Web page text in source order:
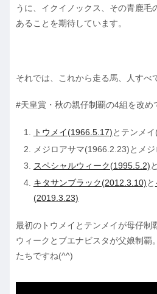
うに、イクイノックス、その青鹿毛
あることを期待しています。
それでは、これから走る馬、人すべ
#天皇賞・秋の親仔制覇の4組を改め
トウメイ(1966.5.17)とテンメ
メジロアサマ(1966.2.23)とメ
スペシャルウィーク(1995.5.2)と
キタサンブラック(2012.3.10)と
(2019.3.23)
最初のトウメイとテンメイが母仔制
ウィークとブエナビスタが父娘制覇
たちですね(^^)